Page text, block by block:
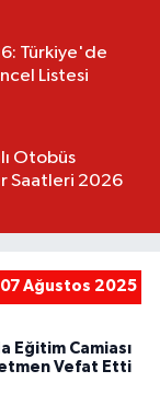
Türkiye'de
Listesi
Otobüs
Saatleri 2026
07 Ağustos 2025
Eğitim Camiası
Vefat Etti